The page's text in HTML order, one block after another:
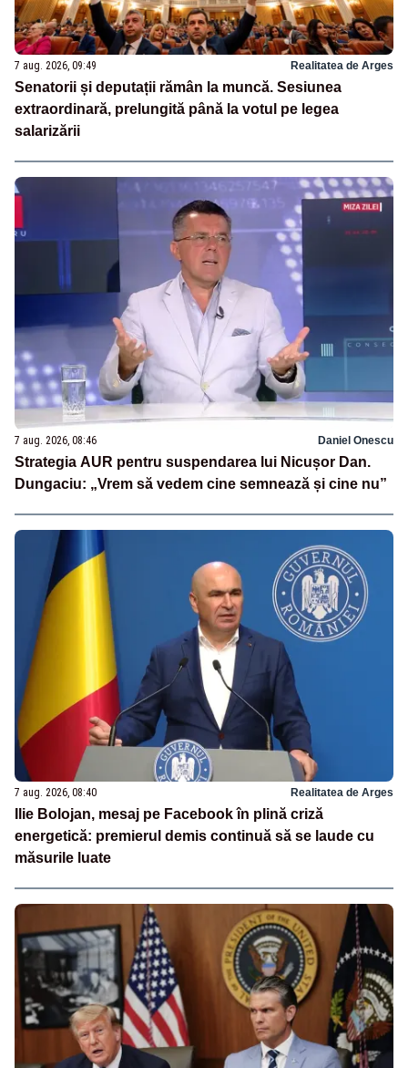
7 aug. 2026, 09:49 Realitatea de Arges
Senatorii și deputații rămân la muncă. Sesiunea
extraordinară, prelungită până la votul pe legea
salarizării
7 aug. 2026, 08:46 Daniel Onescu
Strategia AUR pentru suspendarea lui Nicușor Dan.
Dungaciu: „Vrem să vedem cine semnează și cine nu”
7 aug. 2026, 08:40 Realitatea de Arges
Ilie Bolojan, mesaj pe Facebook în plină criză
energetică: premierul demis continuă să se laude cu
măsurile luate